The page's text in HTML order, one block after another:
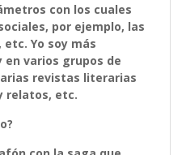
con los cuales
por ejemplo, las
Yo soy más
varios grupos de
revistas literarias
relatos, etc.